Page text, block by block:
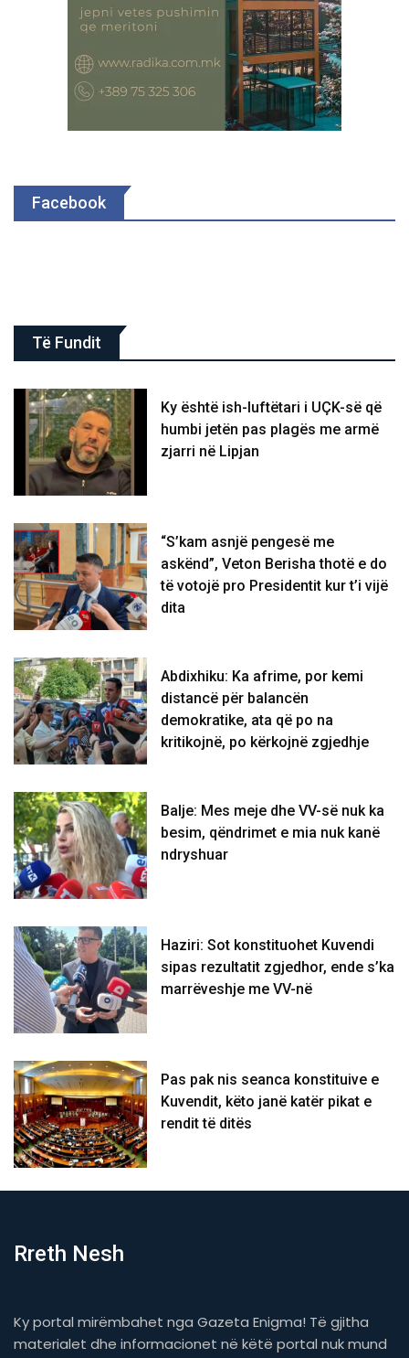
Facebook
Të Fundit
Ky është ish-luftëtari i UÇK-së që
humbi jetën pas plagës me armë
zjarri në Lipjan
“S’kam asnjë pengesë me
askënd”, Veton Berisha thotë e do
të votojë pro Presidentit kur t’i vijë
dita
Abdixhiku: Ka afrime, por kemi
distancë për balancën
demokratike, ata që po na
kritikojnë, po kërkojnë zgjedhje
Balje: Mes meje dhe VV-së nuk ka
besim, qëndrimet e mia nuk kanë
ndryshuar
Haziri: Sot konstituohet Kuvendi
sipas rezultatit zgjedhor, ende s’ka
marrëveshje me VV-në
Pas pak nis seanca konstituive e
Kuvendit, këto janë katër pikat e
rendit të ditës
Rreth Nesh
Ky portal mirëmbahet nga Gazeta Enigma! Të gjitha
materialet dhe informacionet në këtë portal nuk mund